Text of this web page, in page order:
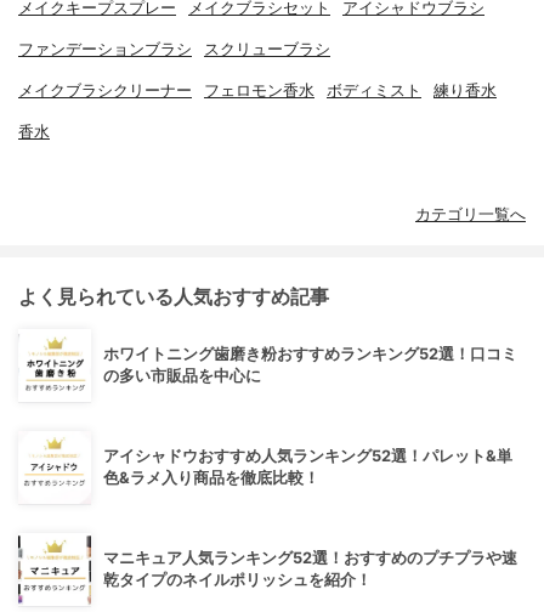
メイクキープスプレー メイクブラシセット アイシャドウブラシ
ファンデーションブラシ スクリューブラシ
メイクブラシクリーナー フェロモン香水 ボディミスト 練り香水
香水
カテゴリ一覧へ
よく見られている人気おすすめ記事
ホワイトニング歯磨き粉おすすめランキング52選！口コミ
の多い市販品を中心に
アイシャドウおすすめ人気ランキング52選！パレット&単
色&ラメ入り商品を徹底比較！
マニキュア人気ランキング52選！おすすめのプチプラや速
乾タイプのネイルポリッシュを紹介！